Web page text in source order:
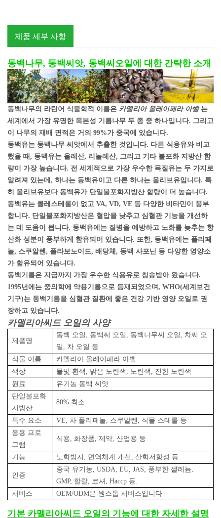
제품 세부 사항
동백나무, 동백씨앗, 동백씨오일에 대한 간략한 소개
동백나무의 라틴어 식물학적 이름은 카멜리아 올레이페라 아벨 는
세계에서 가장 유명한 목본성 기름나무 두 종 중 하나입니다. 그리고
이 나무의 재배 면적은 거의 99%가 중국에 있습니다.
동백유는 동백나무 씨앗에서 추출한 것입니다. 다른 식용유와 비교
했을 때, 동백유는 올레산, 리놀레산, 그리고 기타 불포화 지방산 함
량이 가장 높습니다. 전 세계적으로 가장 우수한 목질유는 두 가지로
알려져 있는데, 하나는 동백유이고 다른 하나는 올리브유입니다. 특
히 올리브유보다 동백유가 단일불포화지방산 함량이 더 높습니다.
동백유는 콜레스테롤이 없고 VA, VD, VE 등 다양한 비타민이 풍부
합니다. 단일불포화지방산은 혈압을 낮추고 심혈관 기능을 개선하
는 데 도움이 됩니다. 동백유에는 질병을 예방하고 노화를 늦추는 항
산화 성분이 풍부하게 함유되어 있습니다. 또한, 동백유에는 폴리페
놀, 스쿠알렌, 플라보노이드, 배당체, 동백 사포닌 등 다양한 영양소
가 함유되어 있습니다.
동백기름은 지금까지 가장 우수한 식용유로 칭송받아 왔습니다.
1995년에는 중의학에 약용기름으로 등재되었으며, WHO(세계보건
기구)는 동백기름을 심혈관 질환에 좋은 건강 기반 영양 오일로 권
장하고 있습니다.
카멜리아씨드 오일의 사양
제품명
동백 오일, 동백씨 오일, 동백나무씨 오일, 차씨 오
일, 차 오일 등
식물 이름
카멜리아 올레이페라 아벨
색상
물빛 흰색, 밝은 노란색, 노란색, 진한 노란색
원료
유기농 동백 씨앗
단일불포화
지방산
80% 최소
특수 요소
VE, 차 폴리페놀, 스쿠알렌, 식물 스테롤 등
응용 프로
그램
식용, 화장품, 제약, 산업용 등
기능 노화방지, 면역체계 개선, 산화저항성 등
인증
중국 유기농, USDA, EU, JAS, 풍부한 셀레늄,
GMP, 할랄, 코셔, Haccp 등.
서비스
OEM/ODM은 원스톱 서비스입니다
기본 카멜리아씨드 오일의 기능에 대한 자세한 설명